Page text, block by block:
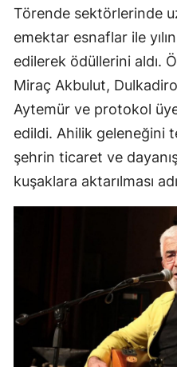
Törende sektörlerinde
emektar esnaflar ile
edilerek ödüllerini aldı.
Miraç Akbulut,
Aytemür ve protokol
edildi. Ahilik geleneğini
şehrin ticaret ve
kuşaklara aktarılması